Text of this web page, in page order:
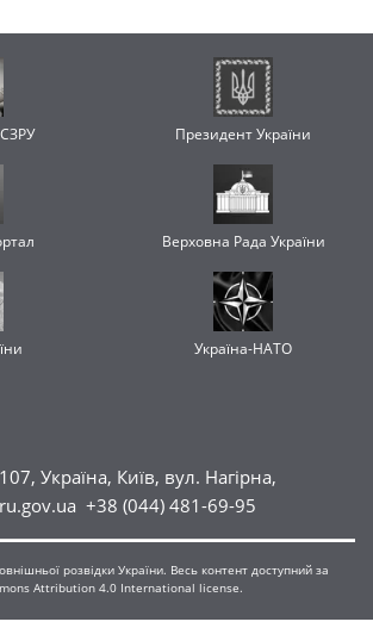
Президент України
Верховна Рада України
Україна-НАТО
Україна, Київ, вул. Нагірна,
+38 (044) 481-69-95
розвідки України. Весь контент доступний за
Attribution 4.0 International license.